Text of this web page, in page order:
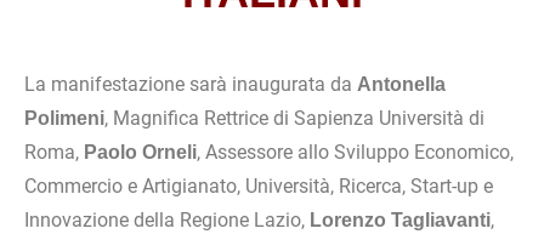
La manifestazione sarà inaugurata da Antonella
Polimeni, Magnifica Rettrice di Sapienza Università di
Roma, Paolo Orneli, Assessore allo Sviluppo Economico,
Commercio e Artigianato, Università, Ricerca, Start-up e
Innovazione della Regione Lazio​, Lorenzo Tagliavanti,